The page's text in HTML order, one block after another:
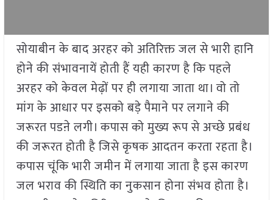
सोयाबीन के बाद अरहर को अतिरिक्त जल से भारी हानि
होने की संभावनायें होती हैं यही कारण है कि पहले
अरहर को केवल मेढ़ों पर ही लगाया जाता था। वो तो
मांग के आधार पर इसको बड़े पैमाने पर लगाने की
जरूरत पडऩे लगी। कपास को मुख्य रूप से अच्छे प्रबंध
की जरूरत होती है जिसे कृषक आदतन करता रहता है।
कपास चूंकि भारी जमीन में लगाया जाता है इस कारण
जल भराव की स्थिति का नुकसान होना संभव होता है।